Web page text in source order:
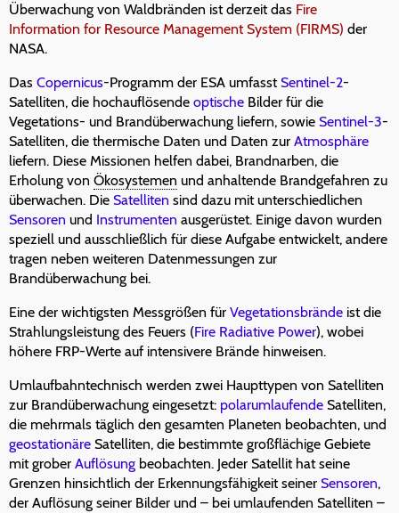
Überwachung von Waldbränden ist derzeit das Fire
Information for Resource Management System (FIRMS) der
NASA.
Das Copernicus-Programm der ESA umfasst Sentinel-2-
Satelliten, die hochauflösende optische Bilder für die
Vegetations- und Brandüberwachung liefern, sowie Sentinel-3-
Satelliten, die thermische Daten und Daten zur Atmosphäre
liefern. Diese Missionen helfen dabei, Brandnarben, die
Erholung von Ökosystemen und anhaltende Brandgefahren zu
überwachen. Die Satelliten sind dazu mit unterschiedlichen
Sensoren und Instrumenten ausgerüstet. Einige davon wurden
speziell und ausschließlich für diese Aufgabe entwickelt, andere
tragen neben weiteren Datenmessungen zur
Brandüberwachung bei.
Eine der wichtigsten Messgrößen für Vegetationsbrände ist die
Strahlungsleistung des Feuers (Fire Radiative Power), wobei
höhere FRP-Werte auf intensivere Brände hinweisen.
Umlaufbahntechnisch werden zwei Haupttypen von Satelliten
zur Brandüberwachung eingesetzt: polarumlaufende Satelliten,
die mehrmals täglich den gesamten Planeten beobachten, und
geostationäre Satelliten, die bestimmte großflächige Gebiete
mit grober Auflösung beobachten. Jeder Satellit hat seine
Grenzen hinsichtlich der Erkennungsfähigkeit seiner Sensoren,
der Auflösung seiner Bilder und – bei umlaufenden Satelliten –